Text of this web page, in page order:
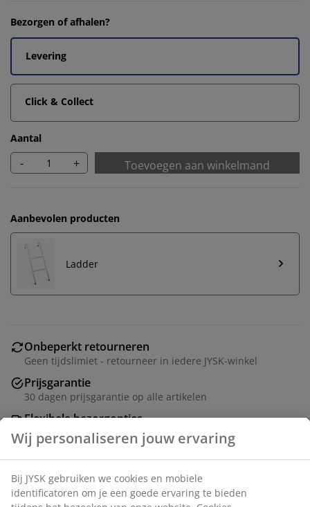
Bezorgen of afhalen?
Levering
Click & Collect
Aantal
- + Toevoegen aan winkelmand
Aanbevolen producten
Ladder
Onbeperkt retourneren
Geen tijdslimiet - retourneer in iedere JYSK-winkel
Prijsgarantie
30 dagen prijsgarantie op alle artikelen
Flexibele bezorgopties
Snelle en gemakkelijke bezorgopties naar keuze
Trampoline met max. gewicht 120 kg. Uitsluitend voor
huishoudelijk gebruik buitenshuis. Ø305 x H256 cm